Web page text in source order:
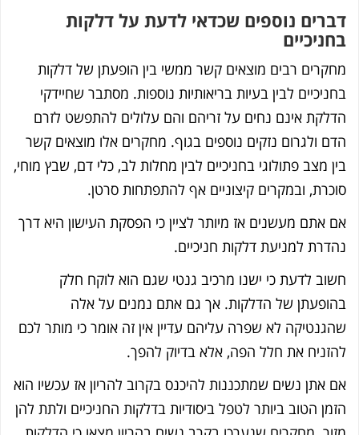
נוספים שכדאי לדעת על דלקות
רבים מוצאים קשר ממשי בין הופעתן של דלקות
לבין בעיות בריאותיות נוספות. מסתבר שחיידקי
אינם נחים על זריהם והם עלולים להתפשט לזרם
ולגרום נזקים נוספים בגוף. מחקרים אלו מוצאים קשר
מצב פתולוגי בחניכיים לבין מחלות לב, כלי דם, שבץ מוחי,
ובמקרים קיצוניים אף להתפתחות סרטן.
אתם מעשנים אז מיותר לציין כי הפסקת העישון היא דרך
למניעת דלקות חניכיים.
לדעת כי ישנו מרכיב גנטי שגם הוא לוקח חלק
של הדלקות. אך גם אתם נמנים על אלה
לא שפרה עליהם עדיין אין זה אומר כי מותר לכם
את חלל הפה, אלא בדיוק להפך.
אתן נשים שמתכננות להיכנס בקרוב להריון אז עכשיו הוא
הטוב ביותר לטפל ביסודיות בדלקות החניכיים ולתת להן